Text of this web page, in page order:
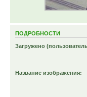
ПОДРОБНОСТИ
Загружено
Название изображения: